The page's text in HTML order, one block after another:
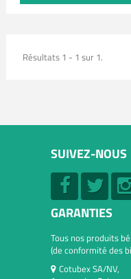
Résultats 1 - 1 sur 1.
SUIVEZ-NOUS
GARANTIES
Tous nos produits
(de conformité des
Cotubex SA/NV,